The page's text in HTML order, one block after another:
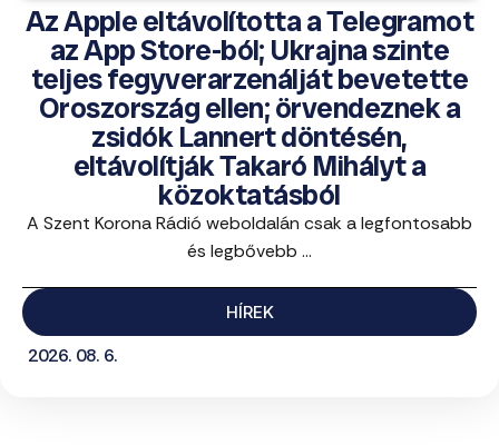
Az Apple eltávolította a Telegramot
az App Store-ból; Ukrajna szinte
teljes fegyverarzenálját bevetette
Oroszország ellen; örvendeznek a
zsidók Lannert döntésén,
eltávolítják Takaró Mihályt a
közoktatásból
A Szent Korona Rádió weboldalán csak a legfontosabb
és legbővebb ...
HÍREK
2026. 08. 6.